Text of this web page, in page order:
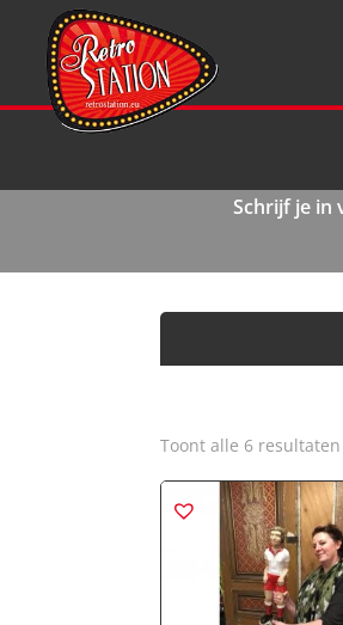
Schrijf je in
Toont alle 6 resultaten